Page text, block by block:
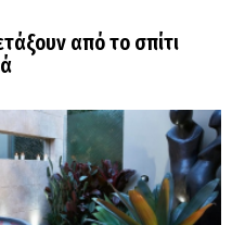
από το σπίτι